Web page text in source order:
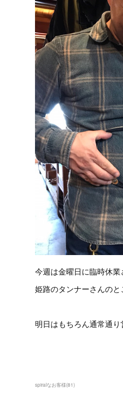
今週は金曜日に臨時休業
姫路のタンナーさんの
明日はもちろん通常通
spiralなお客様(81)